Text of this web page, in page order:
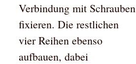
Verbindung mit Schrauben
fixieren. Die restlichen
vier Reihen ebenso
aufbauen, dabei